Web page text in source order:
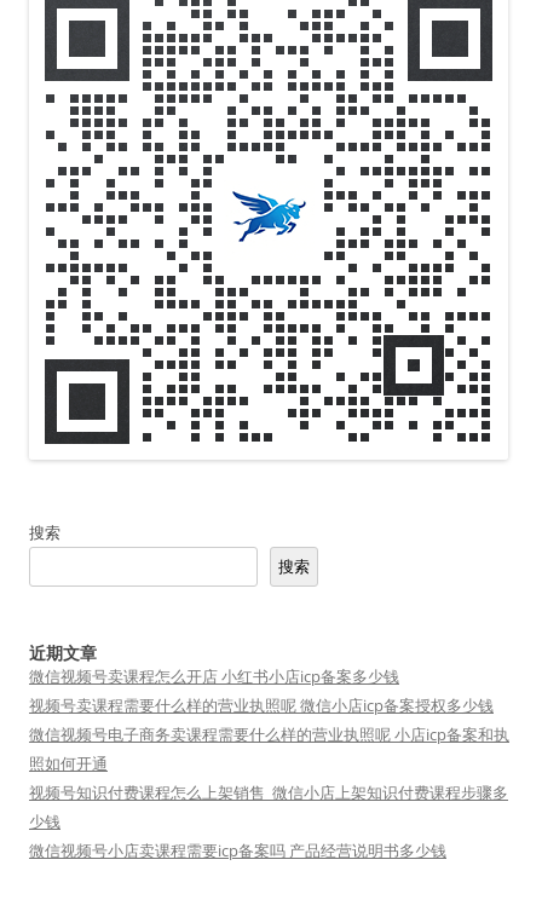
搜索
搜索
近期文章
微信视频号卖课程怎么开店 小红书小店icp备案多少钱
视频号卖课程需要什么样的营业执照呢 微信小店icp备案授权多少钱
微信视频号电子商务卖课程需要什么样的营业执照呢 小店icp备案和执
照如何开通
视频号知识付费课程怎么上架销售_微信小店上架知识付费课程步骤多
少钱
微信视频号小店卖课程需要icp备案吗 产品经营说明书多少钱